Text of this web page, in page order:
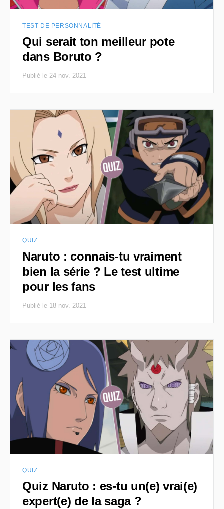
TEST DE PERSONNALITÉ
Qui serait ton meilleur pote
dans Boruto ?
Publié le 24 nov. 2021
QUIZ
Naruto : connais-tu vraiment
bien la série ? Le test ultime
pour les fans
Publié le 18 nov. 2021
QUIZ
Quiz Naruto : es-tu un(e) vrai(e)
expert(e) de la saga ?